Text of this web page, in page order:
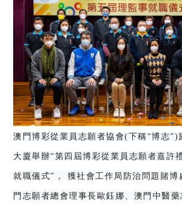
澳門博彩從業員志願者協會(下稱“博志”)
大廈舉辦“第四屆博彩從業員志願者嘉許
就職儀式”， 獲社會工作局防治問題賭博
門志願者總會理事長歐鈺娜、澳門中醫